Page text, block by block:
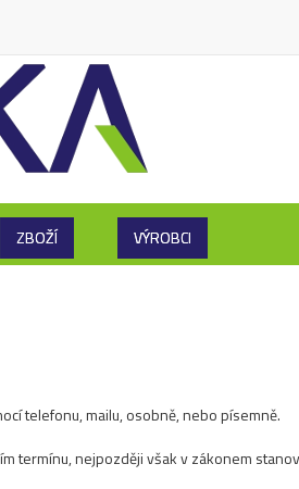
ZBOŽÍ VÝROBCI
telefonu, mailu, osobně, nebo písemně.
termínu, nejpozději však v zákonem